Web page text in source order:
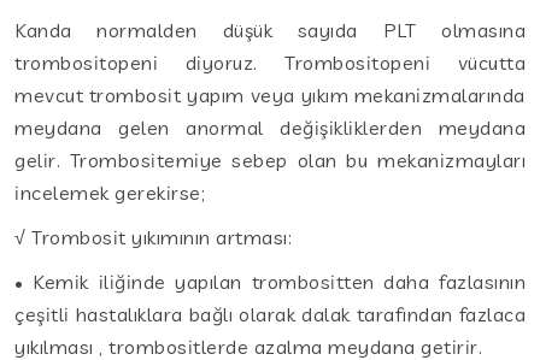
Kanda normalden düşük sayıda PLT olmasına
trombositopeni diyoruz. Trombositopeni vücutta
mevcut trombosit yapım veya yıkım mekanizmalarında
meydana gelen anormal değişikliklerden meydana
gelir. Trombositemiye sebep olan bu mekanizmayları
incelemek gerekirse;
√ Trombosit yıkımının artması:
• Kemik iliğinde yapılan trombositten daha fazlasının
çeşitli hastalıklara bağlı olarak dalak tarafından fazlaca
yıkılması , trombositlerde azalma meydana getirir.